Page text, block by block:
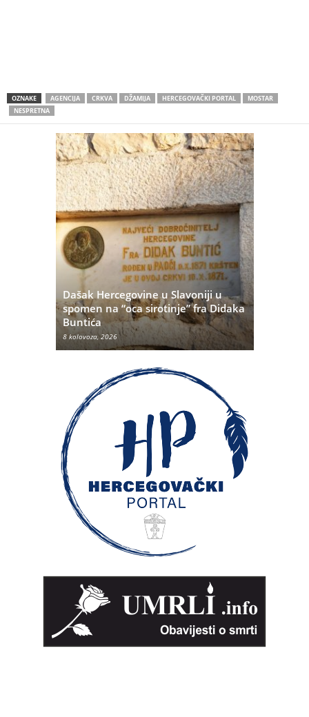
OZNAKE AGENCIJA CRKVA DŽAMIJA HERCEGOVAČKI PORTAL
MOSTAR
NESPRETNA
Dašak Hercegovine u Slavoniji u
spomen na “oca sirotinje” fra Didaka
Buntića
8 kolovoza, 2026